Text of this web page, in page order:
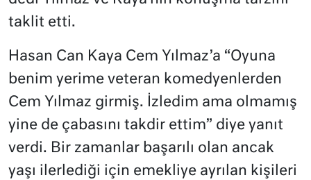
taklit etti.
Hasan Can Kaya Cem Yılmaz’a “Oyuna
benim yerime veteran komedyenlerden
Cem Yılmaz girmiş. İzledim ama olmamış
yine de çabasını takdir ettim” diye yanıt
verdi. Bir zamanlar başarılı olan ancak
yaşı ilerlediği için emekliye ayrılan kişileri